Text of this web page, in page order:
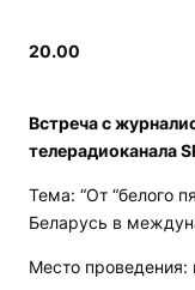
20.00
Встреча с
телерадиоканала
Тема: “От “белого
Беларусь в
Место проведения: